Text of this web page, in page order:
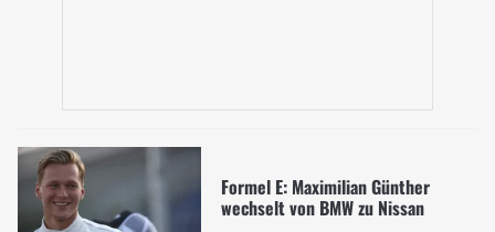
Formel E: Maximilian Günther
wechselt von BMW zu Nissan